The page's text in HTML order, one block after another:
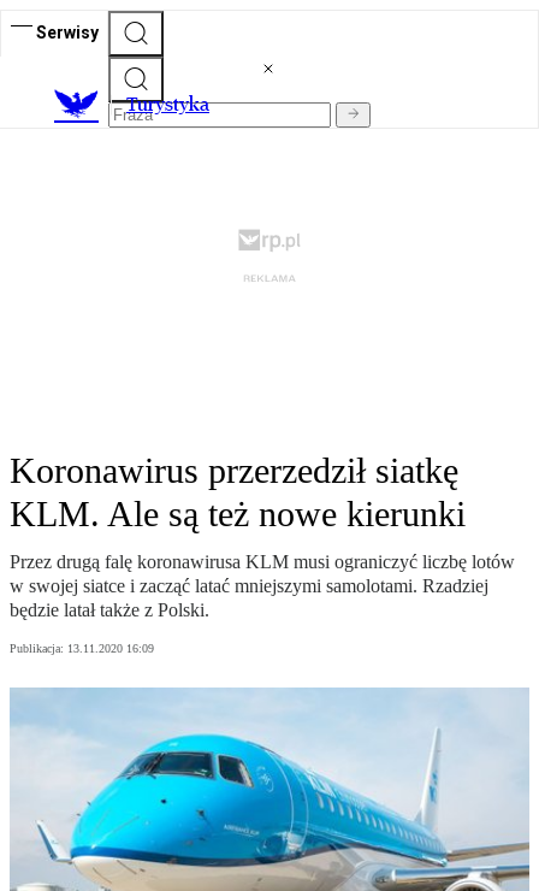
Serwisy
Turystyka
Koronawirus przerzedził siatkę
KLM. Ale są też nowe kierunki
Przez drugą falę koronawirusa KLM musi ograniczyć liczbę lotów
w swojej siatce i zacząć latać mniejszymi samolotami. Rzadziej
będzie latał także z Polski.
Publikacja: 13.11.2020 16:09